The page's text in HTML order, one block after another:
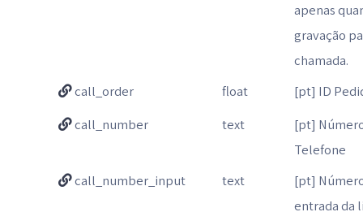
apenas
gravação
chamada.
call_order
float
[pt] ID
call_number
text
[pt]
Telefone
call_number_input
text
[pt]
entrada da